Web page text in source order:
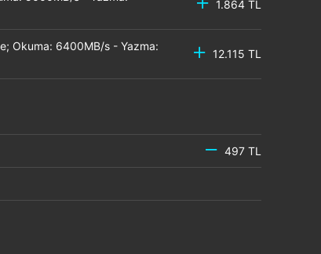
1.864 TL
Okuma: 6400MB/s - Yazma:
12.115 TL
497 TL